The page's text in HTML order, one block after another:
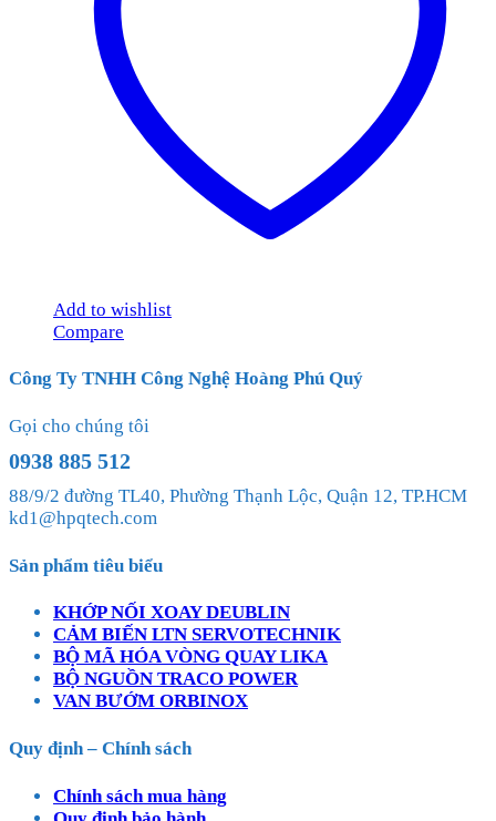
Add to wishlist
Compare
Công Ty TNHH Công Nghệ Hoàng Phú Quý
Gọi cho chúng tôi
0938 885 512
88/9/2 đường TL40, Phường Thạnh Lộc, Quận 12, TP.HCM
kd1@hpqtech.com
Sản phẩm tiêu biểu
KHỚP NỐI XOAY DEUBLIN
CẢM BIẾN LTN SERVOTECHNIK
BỘ MÃ HÓA VÒNG QUAY LIKA
BỘ NGUỒN TRACO POWER
VAN BƯỚM ORBINOX
Quy định – Chính sách
Chính sách mua hàng